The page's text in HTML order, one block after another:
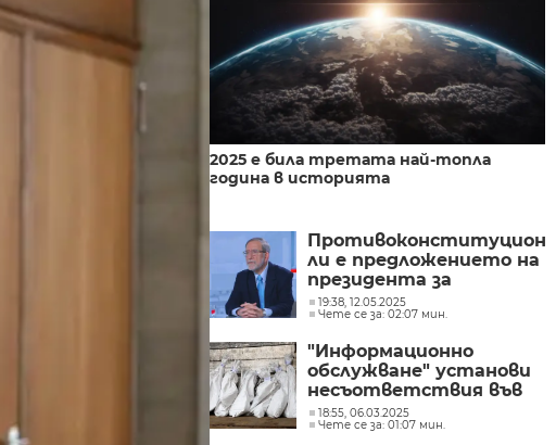
2025 е била третата най-топла
година в историята
ли е предложението на
президента за
референдум за еврото?
19:38, 12.05.2025
Чете се за: 02:07 мин.
"Информационно
обслужване" установи
несъответствия във
върнатите протоколи
от изборите
18:55, 06.03.2025
Чете се за: 01:07 мин.